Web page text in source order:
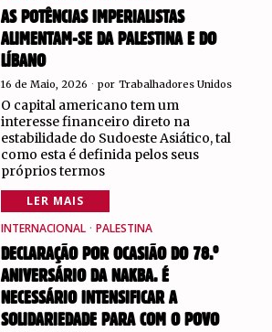
AS POTÊNCIAS IMPERIALISTAS
ALIMENTAM-SE DA PALESTINA E DO
LÍBANO
16 de Maio, 2026 por Trabalhadores Unidos
O capital americano tem um
interesse financeiro direto na
estabilidade do Sudoeste Asiático, tal
como esta é definida pelos seus
próprios termos
LER MAIS
INTERNACIONAL · PALESTINA
DECLARAÇÃO POR OCASIÃO DO 78.º
ANIVERSÁRIO DA NAKBA. É
NECESSÁRIO INTENSIFICAR A
SOLIDARIEDADE PARA COM O POVO